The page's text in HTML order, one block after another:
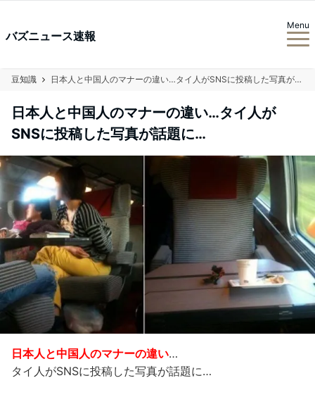
バズニュース速報
Menu
豆知識 日本人と中国人のマナーの違い…タイ人がSNSに投稿した写真が話題に…
日本人と中国人のマナーの違い…タイ人が
SNSに投稿した写真が話題に…
日本人と中国人のマナーの違い…
タイ人がSNSに投稿した写真が話題に…